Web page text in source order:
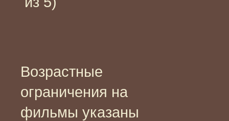
Возрастные
ограничения на
фильмы указаны